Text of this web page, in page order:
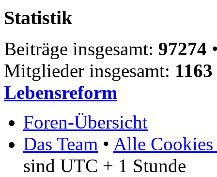
Statistik
Beiträge insgesamt: 97274
Mitglieder insgesamt: 1163
Lebensreform
Foren-Übersicht
Das Team • Alle Cookies
sind UTC + 1 Stunde